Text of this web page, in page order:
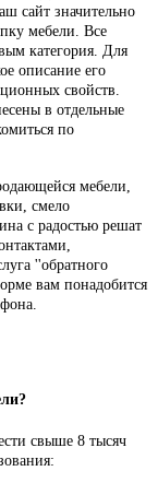
сайт значительно
мебели. Все
категория. Для
описание его
свойств.
в отдельные
по
мебели,
смело
с радостью решат
''обратного
вам понадобится
свыше 8 тысяч